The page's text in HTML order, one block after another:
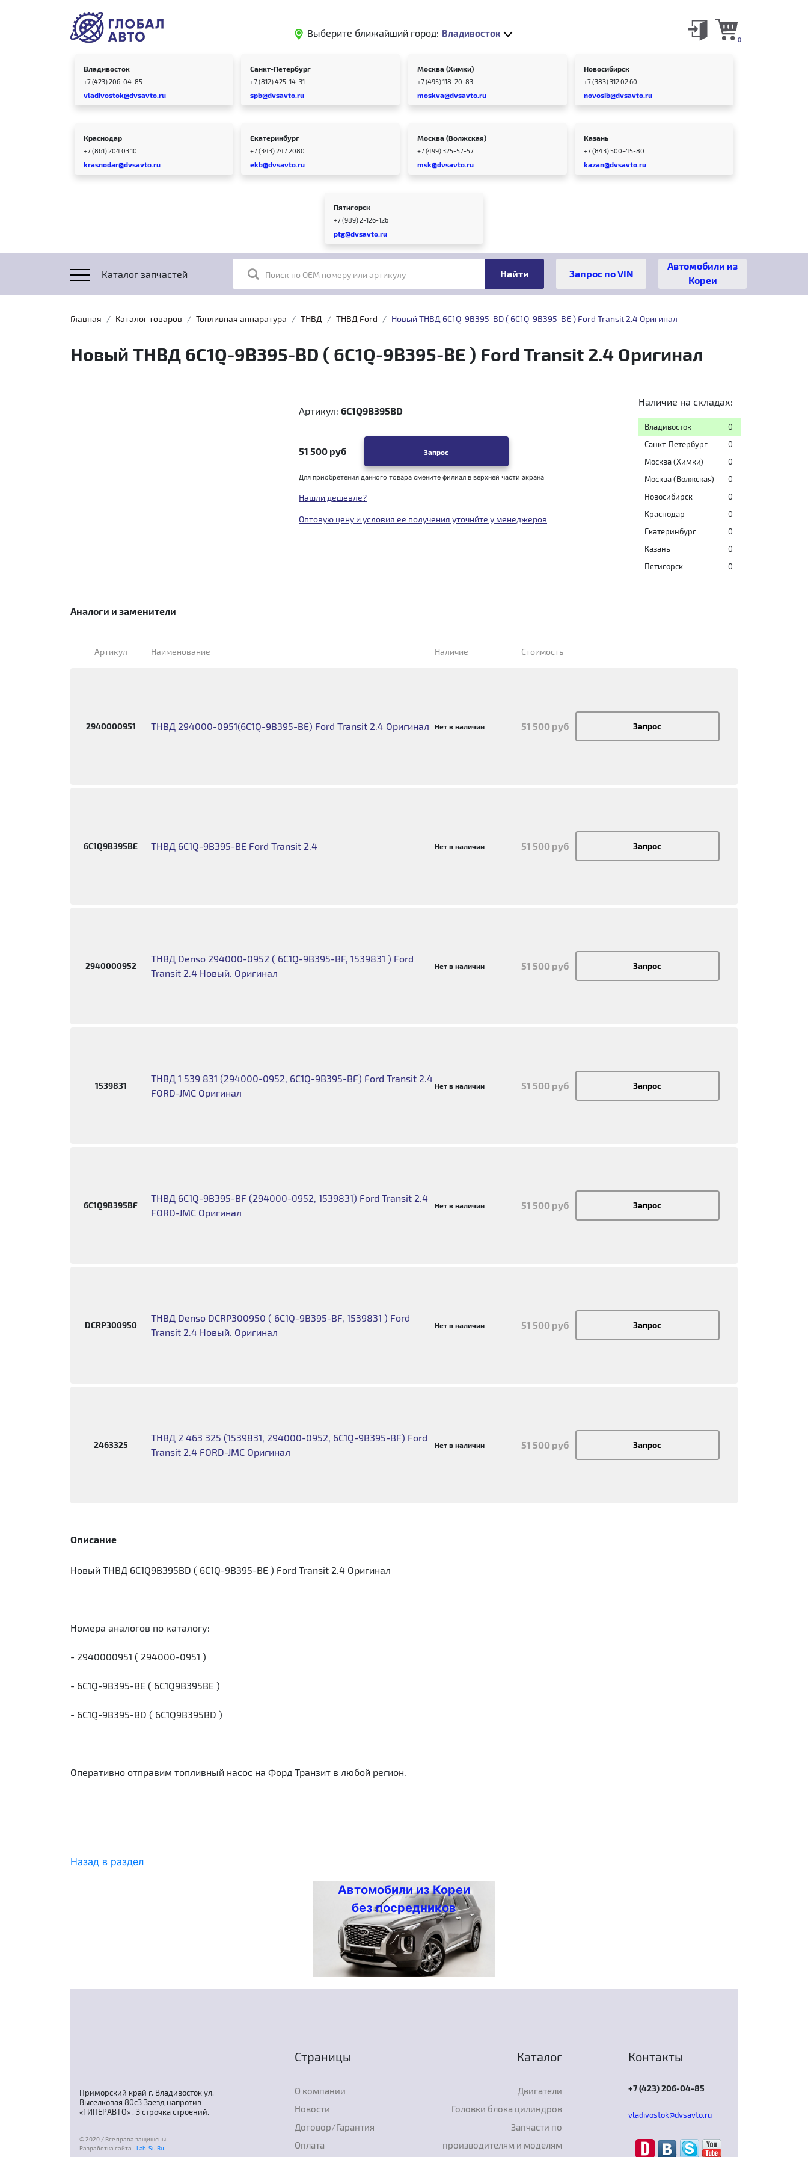
Выберите ближайший город: Владивосток
0
Владивосток
+7 (423) 206-04-85
vladivostok@dvsavto.ru
Санкт-Петербург
+7 (812) 425-14-31
spb@dvsavto.ru
Москва (Химки)
+7 (495) 118-20-83
moskva@dvsavto.ru
Новосибирск
+7 (383) 312 02 60
novosib@dvsavto.ru
Краснодар
+7 (861) 204 03 10
krasnodar@dvsavto.ru
Екатеринбург
+7 (343) 247 2080
ekb@dvsavto.ru
Москва (Волжская)
+7 (499) 325-57-57
msk@dvsavto.ru
Казань
+7 (843) 500-45-80
kazan@dvsavto.ru
Пятигорск
+7 (989) 2-126-126
ptg@dvsavto.ru
Каталог запчастей Поиск по OEM номеру или артикулу
Автомобили из
Кореи
Главная Каталог товаров Топливная аппаратура ТНВД ТНВД Ford Новый ТНВД 6C1Q-9B395-BD ( 6C1Q-9B395-BE ) Ford Transit 2.4 Оригинал
Новый ТНВД 6C1Q-9B395-BD ( 6C1Q-9B395-BE ) Ford Transit 2.4 Оригинал
Артикул: 6C1Q9B395BD
51 500 руб Запрос
Для приобретения данного товара смените филиал в верхней части экрана
Нашли дешевле?
Оптовую цену и условия ее получения уточнйте у менеджеров
Наличие на складах:
Владивосток
0
Санкт-Петербург
0
Москва (Химки)
0
Москва (Волжская)
0
Новосибирск
0
Краснодар
0
Екатеринбург
0
Казань
0
Пятигорск
0
Аналоги и заменители
Артикул Наименование Наличие Стоимость
2940000951 ТНВД 294000-0951(6C1Q-9B395-BE) Ford Transit 2.4 Оригинал Нет в наличии 51 500 руб Запрос
6C1Q9B395BE ТНВД 6C1Q-9B395-BE Ford Transit 2.4 Нет в наличии 51 500 руб Запрос
2940000952
ТНВД Denso 294000-0952 ( 6C1Q-9B395-BF, 1539831 ) Ford
Transit 2.4 Новый. Оригинал
Нет в наличии 51 500 руб Запрос
1539831
ТНВД 1 539 831 (294000-0952, 6C1Q-9B395-BF) Ford Transit 2.4
FORD-JMC Оригинал
Нет в наличии 51 500 руб Запрос
6C1Q9B395BF
ТНВД 6C1Q-9B395-BF (294000-0952, 1539831) Ford Transit 2.4
FORD-JMC Оригинал
Нет в наличии 51 500 руб Запрос
DCRP300950
ТНВД Denso DCRP300950 ( 6C1Q-9B395-BF, 1539831 ) Ford
Transit 2.4 Новый. Оригинал
Нет в наличии 51 500 руб Запрос
2463325
ТНВД 2 463 325 (1539831, 294000-0952, 6C1Q-9B395-BF) Ford
Transit 2.4 FORD-JMC Оригинал
Нет в наличии 51 500 руб Запрос
Описание
Новый ТНВД 6C1Q9B395BD ( 6C1Q-9B395-BE ) Ford Transit 2.4 Оригинал
Номера аналогов по каталогу:
- 2940000951 ( 294000-0951 )
- 6C1Q-9B395-BE ( 6C1Q9B395BE )
- 6C1Q-9B395-BD ( 6C1Q9B395BD )
Оперативно отправим топливный насос на Форд Транзит в любой регион.
Назад в раздел
Автомобили из Кореи
без посредников
Приморский край г. Владивосток ул.
Выселковая 80с3 Заезд напротив
«ГИПЕРАВТО» , 3 строчка строений.
© 2020 / Все права защищены
Разработка сайта -Lab-Su.Ru
Страницы
О компании
Новости
Договор/Гарантия
Оплата
Каталог
Двигатели
Головки блока цилиндров
Запчасти по
производителям и моделям
Контакты
+7 (423) 206-04-85
vladivostok@dvsavto.ru